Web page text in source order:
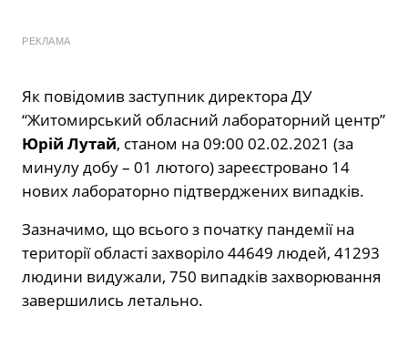
РЕКЛАМА
Як повідомив заступник директора ДУ
“Житомирський обласний лабораторний центр”
Юрій Лутай, станом на 09:00 02.02.2021 (за
минулу добу – 01 лютого) зареєстровано 14
нових лабораторно підтверджених випадків.
Зазначимо, що всього з початку пандемії на
території області захворіло 44649 людей, 41293
людини видужали, 750 випадків захворювання
завершились летально.